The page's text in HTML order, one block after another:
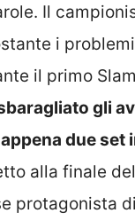
Il
i
il primo
gli
due set
alla finale
protagonista